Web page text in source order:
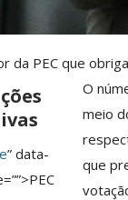
da PEC que
” data-
O
meio
que